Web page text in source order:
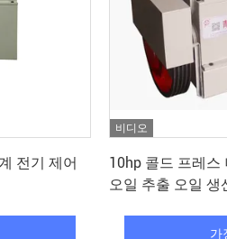
전기 제어
비디오
10hp 콜드 프레스
오일 추출 오일 생
가